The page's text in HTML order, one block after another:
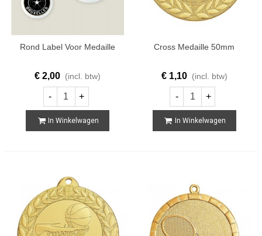
Rond Label Voor Medaille
€ 2,00 (incl. btw)
- +
In Winkelwagen
Cross Medaille 50mm
€ 1,10 (incl. btw)
- +
In Winkelwagen